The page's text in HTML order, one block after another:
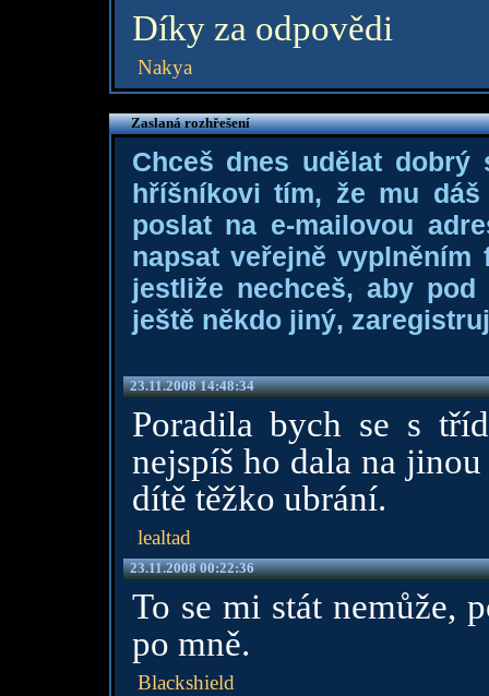
Díky za odpovědi
Nakya
Zaslaná rozhřešení
Chceš dnes udělat dobrý
hříšníkovi tím, že mu
poslat na e-mailovou
napsat veřejně
jestliže nechceš, aby
ještě někdo jiný,
23.11.2008 14:48:34
Poradila bych se s
nejspíš ho dala na
dítě těžko ubrání.
lealtad
23.11.2008 00:22:36
To se mi stát nemůže,
po mně.
Blackshield